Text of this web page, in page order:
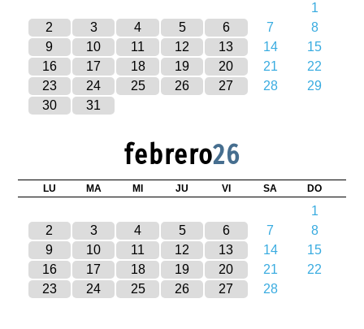
1
2
3 4 5 6 7
8
9
10 11 12 13 14
15
16
17 18 19 20 21
22
23
24 25 26 27 28
29
30
31
febrero26
LU MA MI JU VI SA DO
1
2
3 4 5 6 7
8
9
10 11 12 13 14
15
16
17 18 19 20 21
22
23
24 25 26 27 28